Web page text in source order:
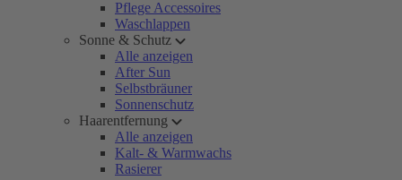
Pflege Accessoires
Waschlappen
Sonne & Schutz
Alle anzeigen
After Sun
Selbstbräuner
Sonnenschutz
Haarentfernung
Alle anzeigen
Kalt- & Warmwachs
Rasierer